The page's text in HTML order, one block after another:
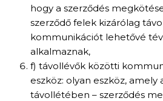
hogy a szerződés
szerződő felek kizárólag
kommunikációt lehetővé
alkalmaznak,
f) távollévők közötti
eszköz: olyan eszköz, amely
távollétében – szerződés